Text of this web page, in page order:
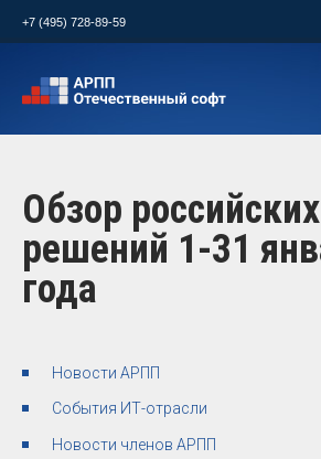
+7 (495) 728-89-59
Обзор
решений 1-31
года
Новости АРПП
События ИТ-отрасли
Новости членов АРПП